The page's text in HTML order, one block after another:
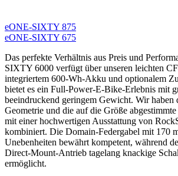
eONE-SIXTY 875
eONE-SIXTY 675
Das perfekte Verhältnis aus Preis und
SIXTY 6000 verfügt über unseren leichten
integriertem 600-Wh-Akku und optionalem
bietet es ein Full-Power-E-Bike-Erlebnis mit
beeindruckend geringem Gewicht. Wir haben
Geometrie und die auf die Größe
mit einer hochwertigen Ausstattung von
kombiniert. Die Domain-Federgabel mit 170
Unebenheiten bewährt kompetent, während
Direct-Mount-Antrieb tagelang knackige
ermöglicht.